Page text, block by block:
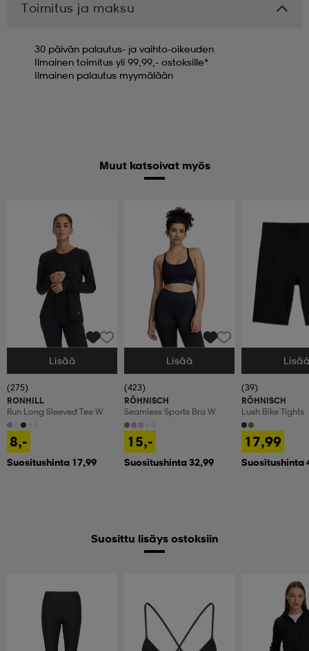
Toimitus ja maksu
30 päivän palautus- ja vaihto-oikeuden
Ilmainen toimitus yli 99,99,- ostoksille*
Ilmainen palautus myymälään
Muut katsoivat myös
Valitse Koko
Lisää
(275)
RONHILL
Run Long Sleeved Tee W
8,-
Suositushinta 17,99
Valitse Koko
Lisää
(423)
RÖHNISCH
Seamless Sports Bra W
15,-
Suositushinta 32,99
Valitse Koko
(39)
RÖHNISCH
Lush Bike Tights
17,99
Suositushinta
Suosittu lisäys ostoksiin